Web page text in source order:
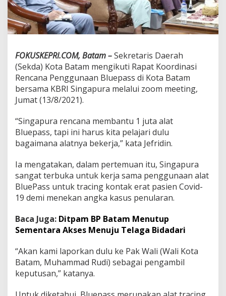
n
g
g
u
a
a
n
B
l
a
s
s
FOKUSKEPRI.COM, Batam –Sekretaris Daerah
(Sekda) Kota Batam mengikuti Rapat Koordinasi
Rencana Penggunaan Bluepass di Kota Batam
bersama KBRI Singapura melalui zoom meeting,
Jumat (13/8/2021).
“Singapura rencana membantu 1 juta alat
Bluepass, tapi ini harus kita pelajari dulu
bagaimana alatnya bekerja,” kata Jefridin.
Ia mengatakan, dalam pertemuan itu, Singapura
sangat terbuka untuk kerja sama penggunaan alat
BluePass untuk tracing kontak erat pasien Covid-
19 demi menekan angka kasus penularan.
Baca Juga: Ditpam BP Batam Menutup
Sementara Akses Menuju Telaga Bidadari
“Akan kami laporkan dulu ke Pak Wali (Wali Kota
Batam, Muhammad Rudi) sebagai pengambil
keputusan,” katanya.